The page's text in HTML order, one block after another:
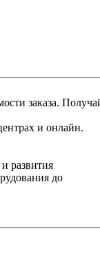
заказа.
и онлайн.
развития
до